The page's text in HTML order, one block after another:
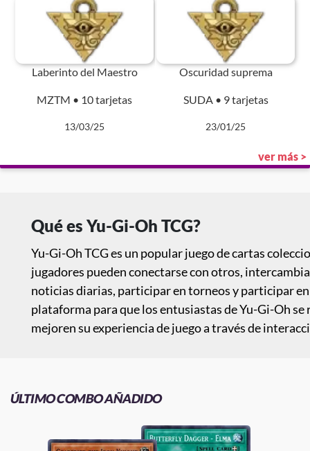
Laberinto del Maestro
MZTM • 10 tarjetas
13/03/25
Oscuridad suprema
SUDA • 9 tarjetas
23/01/25
ver más >
Qué es Yu-Gi-Oh TCG?
Yu-Gi-Oh TCG es un popular juego de cartas
jugadores pueden conectarse con otros,
noticias diarias, participar en torneos y participar
plataforma para que los entusiastas de Yu-Gi-Oh
mejoren su experiencia de juego a través de
ÚLTIMO COMBO AÑADIDO